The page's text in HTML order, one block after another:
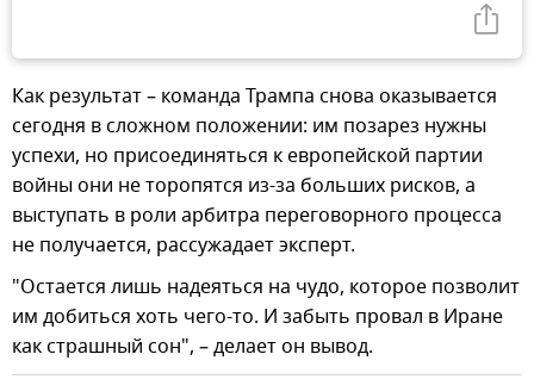
Как результат – команда Трампа снова оказывается
сегодня в сложном положении: им позарез нужны
успехи, но присоединяться к европейской партии
войны они не торопятся из-за больших рисков, а
выступать в роли арбитра переговорного процесса
не получается, рассужадает эксперт.
"Остается лишь надеяться на чудо, которое позволит
им добиться хоть чего-то. И забыть провал в Иране
как страшный сон", – делает он вывод.